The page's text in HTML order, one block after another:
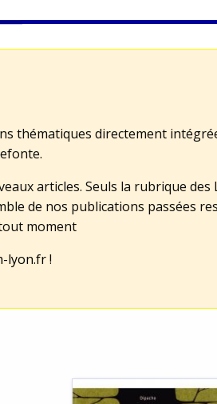
thématiques directement
articles. Seuls la rubrique des
de nos publications passées
moment
lyon.fr!